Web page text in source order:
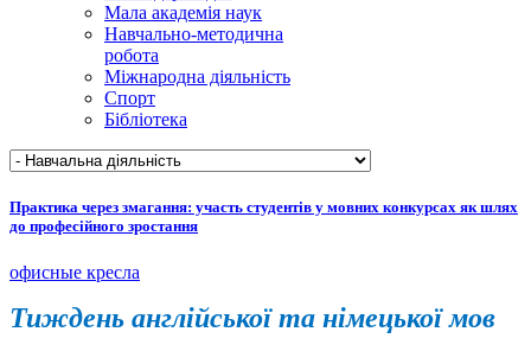
Мала академія наук
Навчально-методична
робота
Міжнародна діяльність
Спорт
Бібліотека
Практика через змагання: участь студентів у мовних конкурсах як шлях
до професійного зростання
офисные кресла
Тиждень англійської та німецької мов